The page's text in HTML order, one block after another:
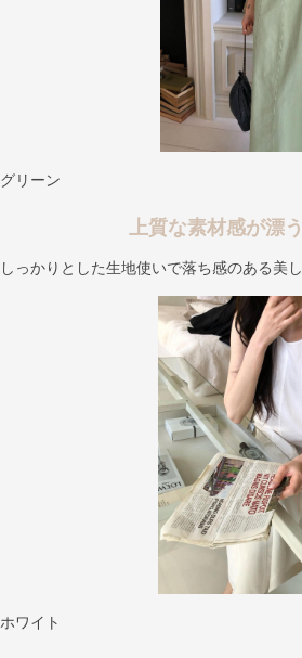
グリーン
上質な素材感が漂
しっかりとした生地使いで落ち感のある美
ホワイト